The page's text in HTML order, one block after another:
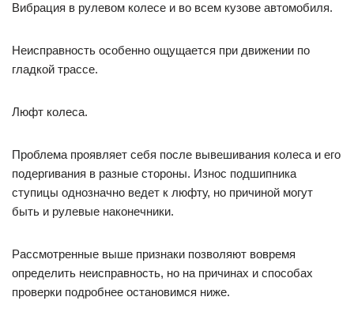
Вибрация в рулевом колесе и во всем кузове автомобиля.
Неисправность особенно ощущается при движении по
гладкой трассе.
Люфт колеса.
Проблема проявляет себя после вывешивания колеса и его
подергивания в разные стороны. Износ подшипника
ступицы однозначно ведет к люфту, но причиной могут
быть и рулевые наконечники.
Рассмотренные выше признаки позволяют вовремя
определить неисправность, но на причинах и способах
проверки подробнее остановимся ниже.